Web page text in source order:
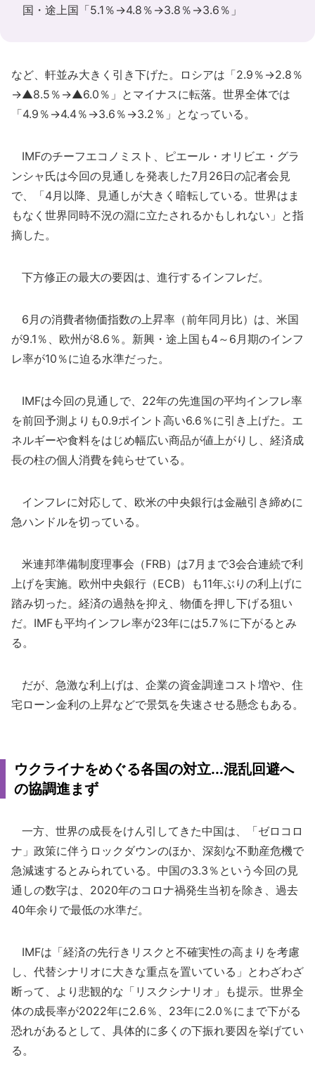
国・途上国「5.1％→4.8％→3.8％→3.6％」
など、軒並み大きく引き下げた。ロシアは「2.9％→2.8％
→▲8.5％→▲6.0％」とマイナスに転落。世界全体では
「4.9％→4.4％→3.6％→3.2％」となっている。
IMFのチーフエコノミスト、ピエール・オリビエ・グラ
ンシャ氏は今回の見通しを発表した7月26日の記者会見
で、「4月以降、見通しが大きく暗転している。世界はま
もなく世界同時不況の淵に立たされるかもしれない」と指
摘した。
下方修正の最大の要因は、進行するインフレだ。
6月の消費者物価指数の上昇率（前年同月比）は、米国
が9.1％、欧州が8.6％。新興・途上国も4～6月期のインフ
レ率が10％に迫る水準だった。
IMFは今回の見通しで、22年の先進国の平均インフレ率
を前回予測よりも0.9ポイント高い6.6％に引き上げた。エ
ネルギーや食料をはじめ幅広い商品が値上がりし、経済成
長の柱の個人消費を鈍らせている。
インフレに対応して、欧米の中央銀行は金融引き締めに
急ハンドルを切っている。
米連邦準備制度理事会（FRB）は7月まで3会合連続で利
上げを実施。欧州中央銀行（ECB）も11年ぶりの利上げに
踏み切った。経済の過熱を抑え、物価を押し下げる狙い
だ。IMFも平均インフレ率が23年には5.7％に下がるとみ
る。
だが、急激な利上げは、企業の資金調達コスト増や、住
宅ローン金利の上昇などで景気を失速させる懸念もある。
ウクライナをめぐる各国の対立...混乱回避へ
の協調進まず
一方、世界の成長をけん引してきた中国は、「ゼロコロ
ナ」政策に伴うロックダウンのほか、深刻な不動産危機で
急減速するとみられている。中国の3.3％という今回の見
通しの数字は、2020年のコロナ禍発生当初を除き、過去
40年余りで最低の水準だ。
IMFは「経済の先行きリスクと不確実性の高まりを考慮
し、代替シナリオに大きな重点を置いている」とわざわざ
断って、より悲観的な「リスクシナリオ」も提示。世界全
体の成長率が2022年に2.6％、23年に2.0％にまで下がる
恐れがあるとして、具体的に多くの下振れ要因を挙げてい
る。